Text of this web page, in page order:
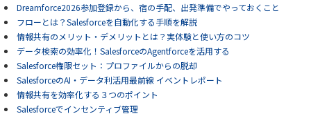
Dreamforce2026参加登録から、宿の手配、出発準備でやっておくこと
フローとは？Salesforceを自動化する手順を解説
情報共有のメリット・デメリットとは？実体験と使い方のコツ
データ検索の効率化！SalesforceのAgentforceを活用する
Salesforce権限セット：プロファイルからの脱却
SalesforceのAI・データ利活用最前線 イベントレポート
情報共有を効率化する３つのポイント
Salesforceでインセンティブ管理